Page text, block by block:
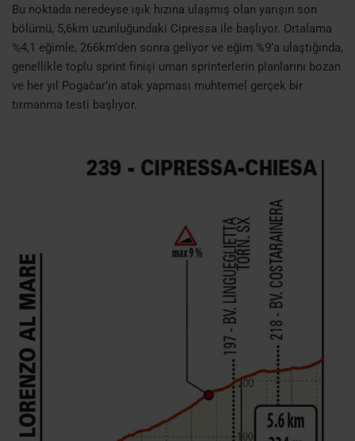
Bu noktada neredeyse ışık hızına ulaşmış olan yarışın son
bölümü, 5,6km uzunluğundaki Cipressa ile başlıyor. Ortalama
%4,1 eğimle, 266km’den sonra geliyor ve eğim %9’a ulaştığında,
genellikle toplu sprint finişi uman sprinterlerin planlarını bozan
ve her yıl Pogačar’ın atak yapması muhtemel gerçek bir
tırmanma testi başlıyor.